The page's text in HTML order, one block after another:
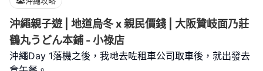
沖繩親子遊 | 地道烏冬 x 親民價錢 | 大阪贊岐面乃莊
鶴丸うどん本鋪 - 小祿店
沖繩Day 1落機之後，我哋去咗租車公司取車後，就出發去